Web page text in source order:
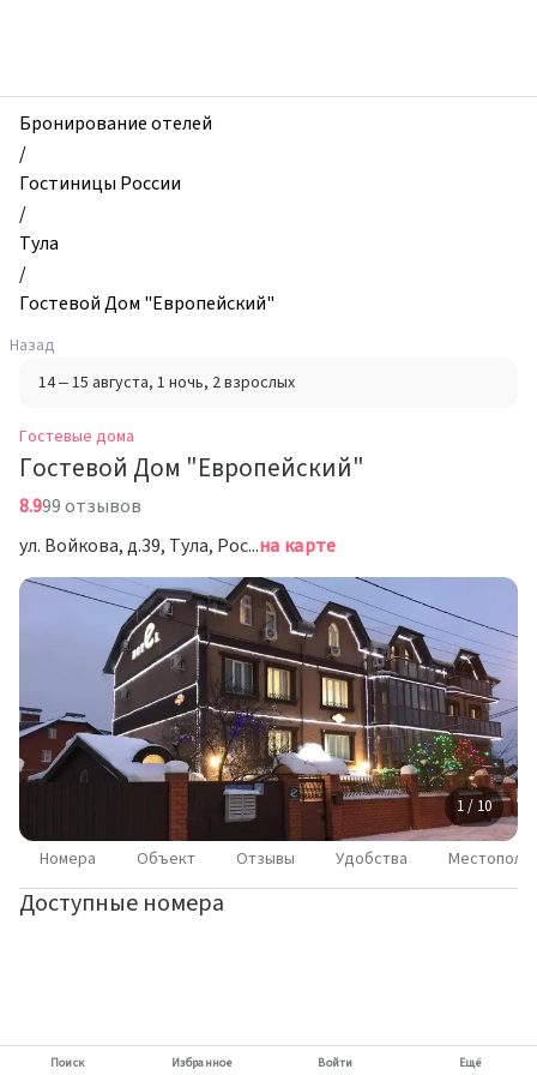
дома,
Гостевой
Дом
"Европейский",
Тула,
Россия
Бронирование отелей
/
Гостиницы России
/
Тула
/
Гостевой Дом "Европейский"
Назад
14 – 15 августа, 1 ночь, 2 взрослых
Гостевые дома
Гостевой Дом "Европейский"
8.999 отзывов
ул. Войкова, д.39, Тула, Россияна карте
1 / 10
Номера Объект Отзывы Удобства
Доступные номера
Поиск Избранное Войти Ещё